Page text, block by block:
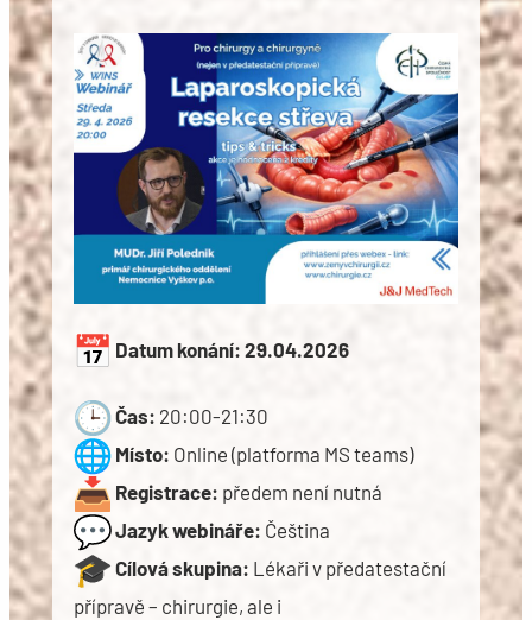
Datum konání: 29.04.2026
Čas: 20:00-21:30
Místo: Online (platforma MS teams)
Registrace: předem není nutná
Jazyk webináře: Čeština
Cílová skupina: Lékaři v předatestační
přípravě – chirurgie, ale i